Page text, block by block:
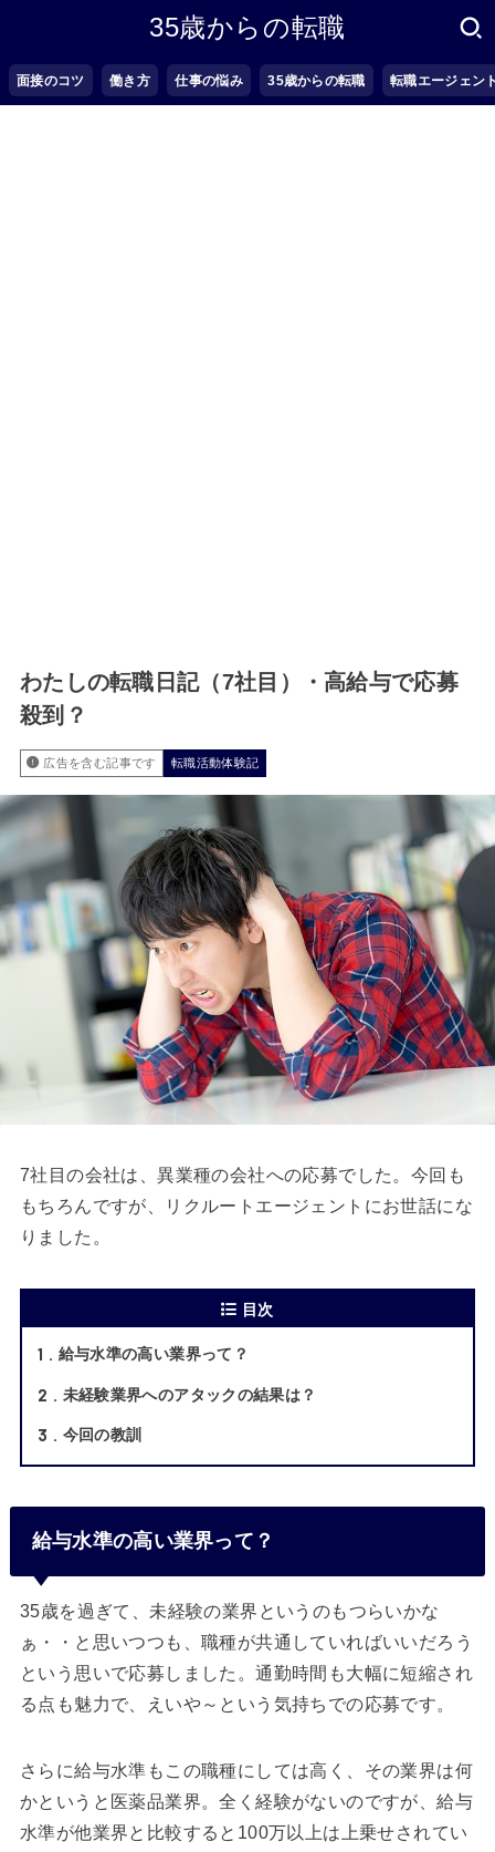
35歳からの転職
面接のコツ 働き方 仕事の悩み 35歳からの転職 転職エージェン
わたしの転職日記（7社目）・高給与で応募
殺到？
広告を含む記事です 転職活動体験記
7社目の会社は、異業種の会社への応募でした。今回も
もちろんですが、リクルートエージェントにお世話にな
りました。
目次
1 給与水準の高い業界って？
2 未経験業界へのアタックの結果は？
3 今回の教訓
給与水準の高い業界って？
35歳を過ぎて、未経験の業界というのもつらいかな
ぁ・・と思いつつも、職種が共通していればいいだろう
という思いで応募しました。通勤時間も大幅に短縮され
る点も魅力で、えいや～という気持ちでの応募です。
さらに給与水準もこの職種にしては高く、その業界は何
かというと医薬品業界。全く経験がないのですが、給与
水準が他業界と比較すると100万以上は上乗せされてい